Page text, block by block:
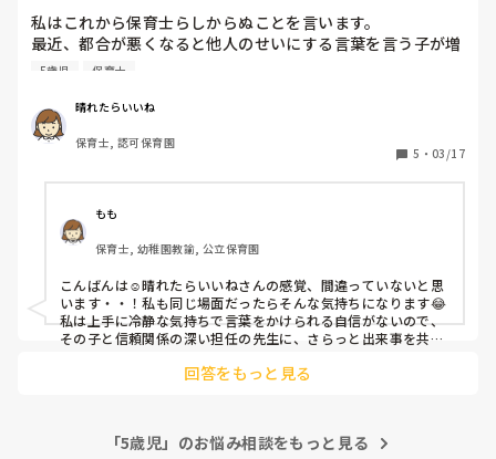
私はこれから保育士らしからぬことを言います。
最近、都合が悪くなると他人のせいにする言葉を言う子が増
えたなぁと感じています。
私はある程度話が理解でき、理屈立てて話せるようになった
子が、自分に非があるのに、人のせいにして逆ギレする態度
は本当に許せない気持ちになります。
これから書くことは、先日あったことです。
皆様はどのように対応されていますか？
とても広い園庭です。目も届きにくいので場所を決めて遊ぶ
よう主担任が話をした直後、指定された場所以外でスケータ
ーを乗り回し遊ぶ年長児
ここなら良いって言われた。」
5歳児 保育士
晴れたらいいね
保育士, 認可保育園
5 ・ 03/17
もも
保育士, 幼稚園教諭, 公立保育園
こんばんは☺️晴れたらいいねさんの感覚、間違っていないと思
います・・！私も同じ場面だったらそんな気持ちになります😂
私は上手に冷静な気持ちで言葉をかけられる自信がないので、
その子と信頼関係の深い担任の先生に、さらっと出来事を共有
回答をもっと見る
「5歳児」のお悩み相談をもっと見る